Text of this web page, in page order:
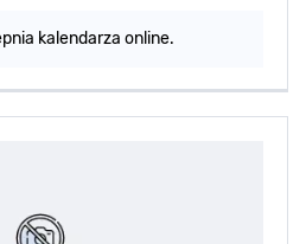
kalendarza online.